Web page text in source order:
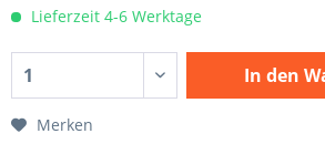
Lieferzeit 4-6 Werktage
In den
Merken